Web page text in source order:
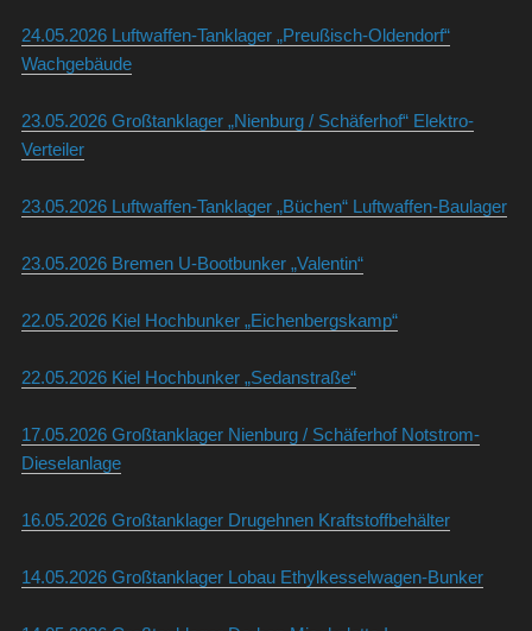
24.05.2026 Luftwaffen-Tanklager „Preußisch-Oldendorf“
Wachgebäude
23.05.2026 Großtanklager „Nienburg / Schäferhof“ Elektro-
Verteiler
23.05.2026 Luftwaffen-Tanklager „Büchen“ Luftwaffen-Baulager
23.05.2026 Bremen U-Bootbunker „Valentin“
22.05.2026 Kiel Hochbunker „Eichenbergskamp“
22.05.2026 Kiel Hochbunker „Sedanstraße“
17.05.2026 Großtanklager Nienburg / Schäferhof Notstrom-
Dieselanlage
16.05.2026 Großtanklager Drugehnen Kraftstoffbehälter
14.05.2026 Großtanklager Lobau Ethylkesselwagen-Bunker